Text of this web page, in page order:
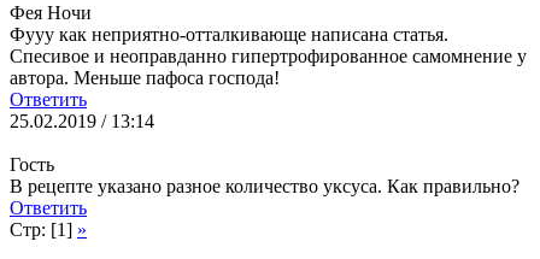
Фея Ночи
Фууу как неприятно-отталкивающе написана статья.
Спесивое и неоправданно гипертрофированное самомнение у
автора. Меньше пафоса господа!
Ответить
25.02.2019 / 13:14
Гость
В рецепте указано разное количество уксуса. Как правильно?
Ответить
Стр: [1] »